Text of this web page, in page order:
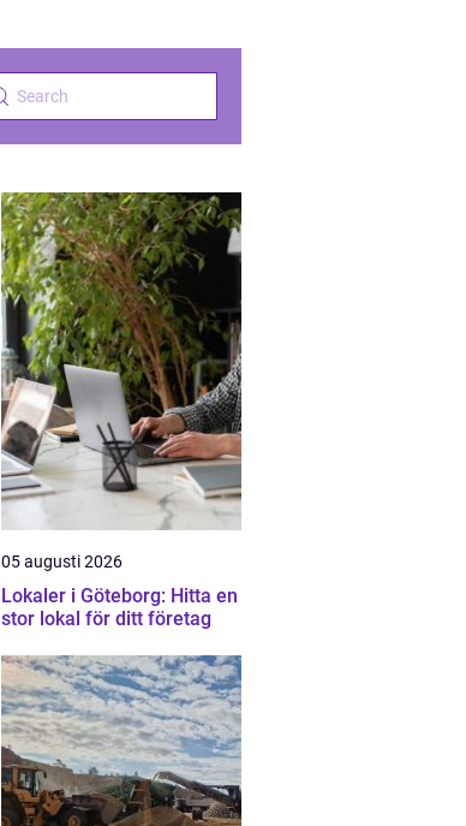
05 augusti 2026
Lokaler i Göteborg: Hitta en
stor lokal för ditt företag